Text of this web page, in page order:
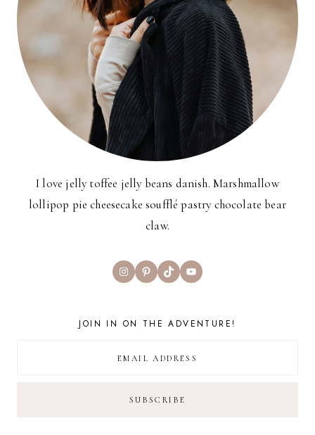
I love jelly toffee jelly beans danish. Marshmallow
lollipop pie cheesecake soufflé pastry chocolate bear
claw.
InstagramPinterest
TikTokYouTube
JOIN IN ON THE ADVENTURE!